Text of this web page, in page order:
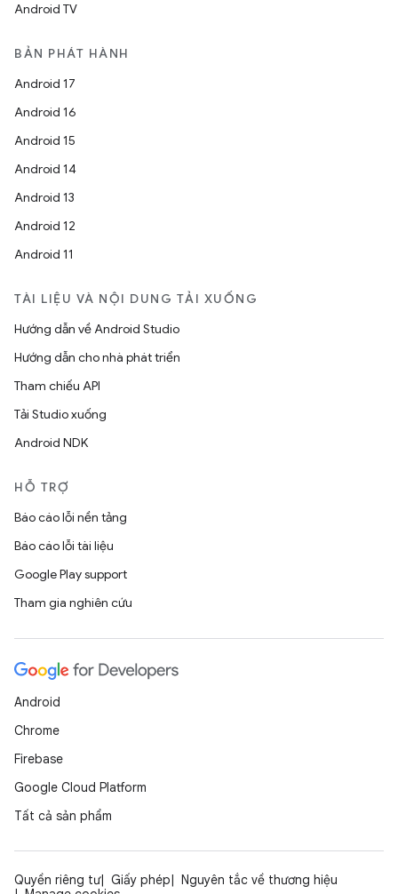
Android TV
BẢN PHÁT HÀNH
Android 17
Android 16
Android 15
Android 14
Android 13
Android 12
Android 11
TÀI LIỆU VÀ NỘI DUNG TẢI XUỐNG
Hướng dẫn về Android Studio
Hướng dẫn cho nhà phát triển
Tham chiếu API
Tải Studio xuống
Android NDK
HỖ TRỢ
Báo cáo lỗi nền tảng
Báo cáo lỗi tài liệu
Google Play support
Tham gia nghiên cứu
Android
Chrome
Firebase
Google Cloud Platform
Tất cả sản phẩm
Quyền riêng tư Giấy phép
Nguyên tắc về thương hiệu